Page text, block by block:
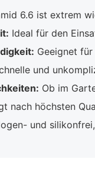
6.6 ist extrem
Ideal für den
Geeignet
und
Ob im
nach höchsten
und